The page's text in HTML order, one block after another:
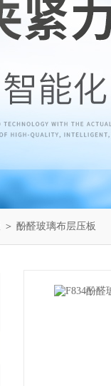
＞ 酚醛玻璃布层压板